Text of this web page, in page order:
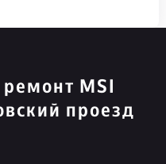
MSI
проезд